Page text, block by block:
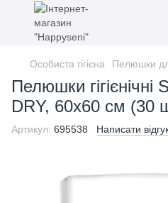
Особиста гігієна Пелюшки
Пелюшки
DRY, 60x60 см (30
Артикул: 695538 Написати